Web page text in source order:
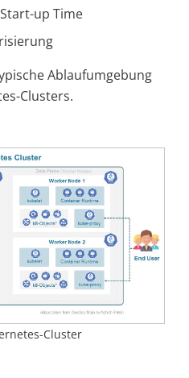
up Time
Ablaufumgebung
Clusters.
Cluster